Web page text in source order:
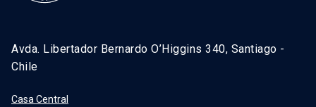
Avda. Libertador Bernardo O’Higgins 340, Santiago -
Chile
Casa Central